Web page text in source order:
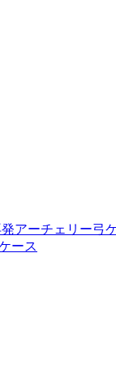
発アーチェリー弓
ース